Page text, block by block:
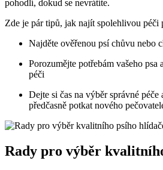
pohodlí, dokud se nevrátíte.
Zde je pár tipů, jak najít spolehlivou péči
Najděte ověřenou psí chůvu nebo
Porozumějte potřebám vašeho psa
péči
Dejte si čas na výběr správné péče
předčasně potkat nového
Rady pro výběr